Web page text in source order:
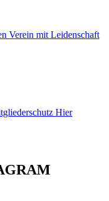
Verein mit Leidenschaft
Hier